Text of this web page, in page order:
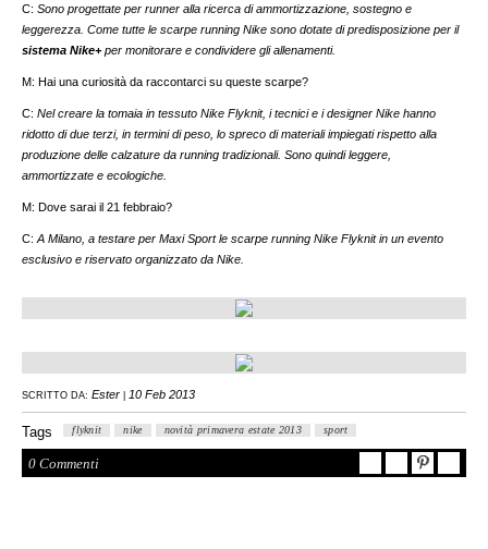
C:Sono progettate per runner alla ricerca di ammortizzazione, sostegno e
leggerezza. Come tutte le scarpe running Nike sono dotate di predisposizione per il
sistema Nike+per monitorare e condividere gli allenamenti.
M: Hai una curiosità da raccontarci su queste scarpe?
C:Nel creare la tomaia in tessuto Nike Flyknit, i tecnici e i designer Nike hanno
ridotto di due terzi, in termini di peso, lo spreco di materiali impiegati rispetto alla
produzione delle calzature da running tradizionali. Sono quindi leggere,
ammortizzate e ecologiche.
M: Dove sarai il 21 febbraio?
C:A Milano, a testare per Maxi Sport le scarpe running Nike Flyknit in un evento
esclusivo e riservato organizzato da Nike.
SCRITTO DA: Ester 10 Feb 2013
Tags flyknit nike novità primavera estate 2013 sport
0 Commenti